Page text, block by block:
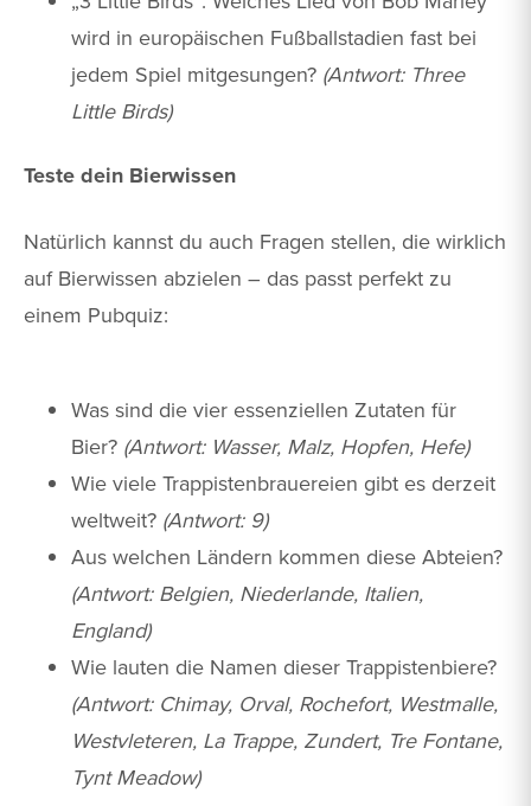
wird in europäischen Fußballstadien fast bei
jedem Spiel mitgesungen? (Antwort: Three
Little Birds)
Teste dein Bierwissen
Natürlich kannst du auch Fragen stellen, die wirklich
auf Bierwissen abzielen – das passt perfekt zu
einem Pubquiz:
Was sind die vier essenziellen Zutaten für
Bier? (Antwort: Wasser, Malz, Hopfen, Hefe)
Wie viele Trappistenbrauereien gibt es derzeit
weltweit? (Antwort: 9)
Aus welchen Ländern kommen diese Abteien?
(Antwort: Belgien, Niederlande, Italien,
England)
Wie lauten die Namen dieser Trappistenbiere?
(Antwort: Chimay, Orval, Rochefort, Westmalle,
Westvleteren, La Trappe, Zundert, Tre Fontane,
Tynt Meadow)